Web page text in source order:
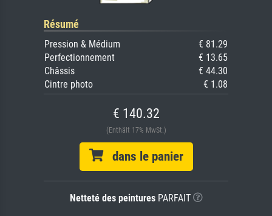
Résumé
Pression & Médium
€ 81.29
Perfectionnement
€ 13.65
Châssis
€ 44.30
Cintre photo
€ 1.08
€ 140.32
(Enthält 17% MwSt.)
dans le panier
Netteté des peinturesPARFAIT